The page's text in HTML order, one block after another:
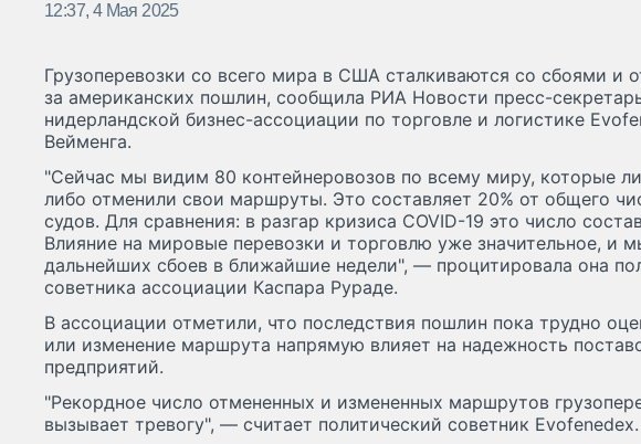
12:37, 4 Мая 2025
Грузоперевозки со всего мира в США сталкиваются со сбоями и
за американских пошлин, сообщила РИА Новости пресс-
нидерландской бизнес-ассоциации по торговле и логистике
Вейменга.
"Сейчас мы видим 80 контейнеровозов по всему миру, которые
либо отменили свои маршруты. Это составляет 20% от общего
судов. Для сравнения: в разгар кризиса COVID-19 это число
Влияние на мировые перевозки и торговлю уже значительное, и
дальнейших сбоев в ближайшие недели", — процитировала она
советника ассоциации Каспара Рураде.
В ассоциации отметили, что последствия пошлин пока трудно
или изменение маршрута напрямую влияет на надежность
предприятий.
"Рекордное число отмененных и измененных маршрутов
вызывает тревогу", — считает политический советник Evofenedex.